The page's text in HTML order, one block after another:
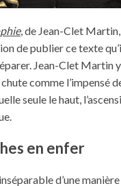
, de Jean-Clet
de publier ce texte
Jean-Clet Martin
comme l’impensé
seule le haut,
en enfer
d’une manière